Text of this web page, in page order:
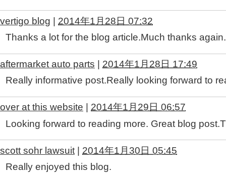
vertigo blog | 2014年1月28日 07:32
Thanks a lot for the blog article.Much thanks
aftermarket auto parts
2014年1月28日 17:49
Really informative post.Really looking forward to
over at this website
2014年1月29日 06:57
Looking forward to reading more. Great blog
scott sohr lawsuit | 2014年1月30日 05:45
Really enjoyed this blog.